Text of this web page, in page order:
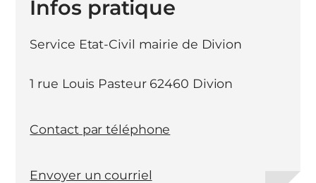
Infos pratique
Service Etat-Civil mairie de Divion
1 rue Louis Pasteur 62460 Divion
Contact par téléphone
Envoyer un courriel